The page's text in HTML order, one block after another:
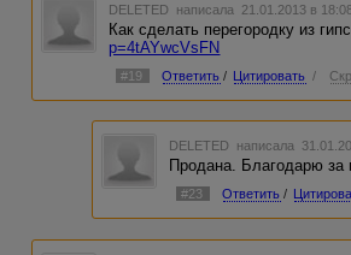
DELETED написала 21.01.2013 в
Как сделать перегородку из
p=4tAYwcVsFN
#19 Ответить / Цитировать /
DELETED написала
Продана. Благодарю за
#23 Ответить /